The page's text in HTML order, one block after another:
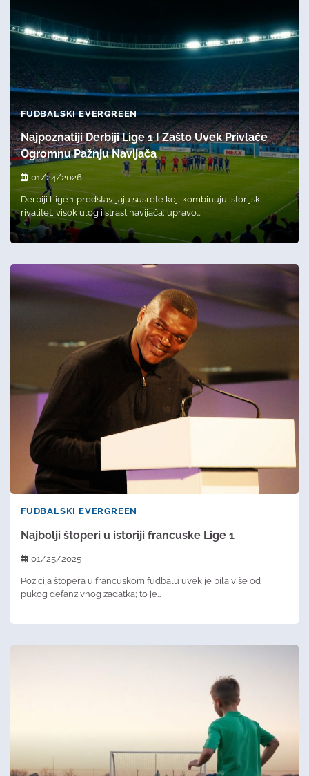
FUDBALSKI EVERGREEN
Najpoznatiji Derbiji Lige 1 I Zašto Uvek Privlače
Ogromnu Pažnju Navijača
01/24/2026
Derbiji Lige 1 predstavljaju susrete koji kombinuju istorijski
rivalitet, visok ulog i strast navijača; upravo…
FUDBALSKI EVERGREEN
Najbolji štoperi u istoriji francuske Lige 1
01/25/2025
Pozicija štopera u francuskom fudbalu uvek je bila više od
pukog defanzivnog zadatka; to je…